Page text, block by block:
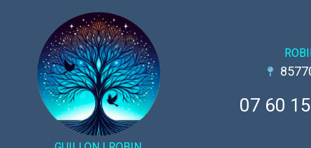
07 60